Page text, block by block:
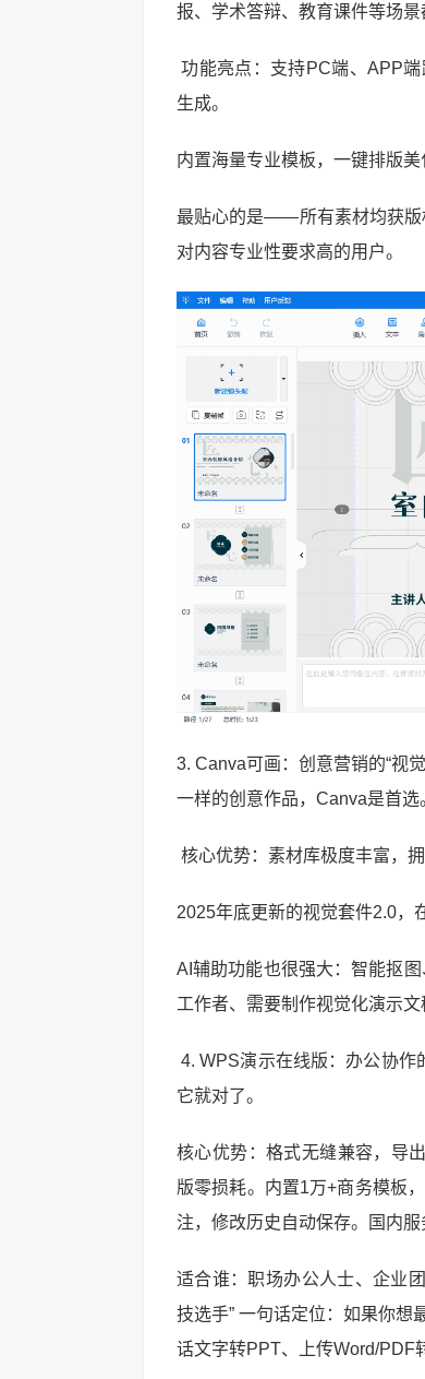
报、学术答辩、教育课件等场景
功能亮点：支持PC端、APP
生成。
内置海量专业模板，一键排版美
最贴心的是——所有素材均获版
对内容专业性要求高的用户。
3. Canva可画：创意营销的“视
一样的创意作品，Canva是首选
核心优势：素材库极度丰富，
2025年底更新的视觉套件2.0，
AI辅助功能也很强大：智能抠
工作者、需要制作视觉化演示文
4. WPS演示在线版：办公协作
它就对了。
核心优势：格式无缝兼容，导
版零损耗。内置1万+商务模板
注，修改历史自动保存。国内
适合谁：职场办公人士、企业
技选手” 一句话定位：如果你想
话文字转PPT、上传Word/PDF